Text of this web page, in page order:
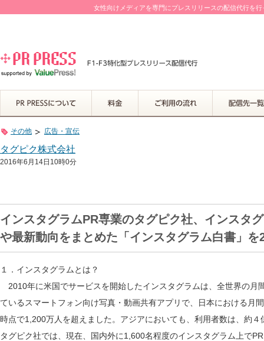
女性向けメディアを専門にプレスリリースの配信代行を
その他 広告・宣伝
タグピク株式会社
2016年6月14日10時0分
インスタグラムPR専業のタグピク社、インスタ
や最新動向をまとめた「インスタグラム白書」
１．インスタグラムとは？
2010年に米国でサービスを開始したインスタグラムは、全世界の月
ているスマートフォン向け写真・動画共有アプリで、日本における月
時点で1,200万人を超えました。アジアにおいても、利用者数は、約４
タグピク社では、現在、国内外に1,600名程度のインスタグラム上で